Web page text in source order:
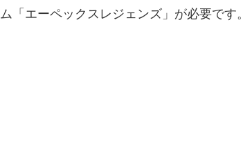
「エーペックスレジェンズ」が必要です。